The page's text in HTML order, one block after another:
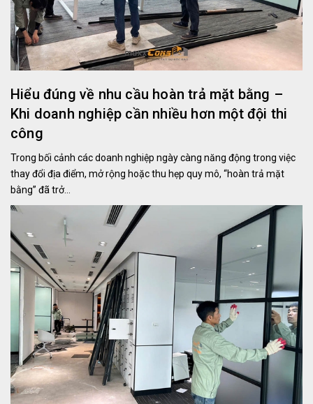
Hiểu đúng về nhu cầu hoàn trả mặt bằng –
Khi doanh nghiệp cần nhiều hơn một đội thi
công
Trong bối cảnh các doanh nghiệp ngày càng năng động trong việc
thay đổi địa điểm, mở rộng hoặc thu hẹp quy mô, “hoàn trả mặt
bằng” đã trở...